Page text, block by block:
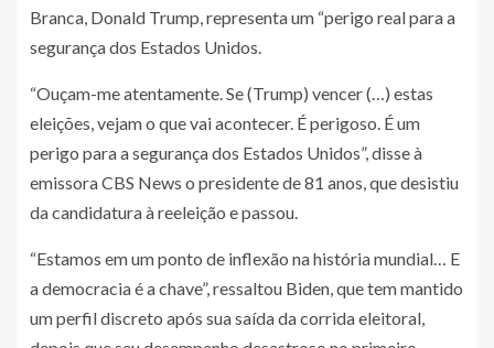
Branca, Donald Trump, representa um “perigo real para a
segurança dos Estados Unidos.
“Ouçam-me atentamente. Se (Trump) vencer (…) estas
eleições, vejam o que vai acontecer. É perigoso. É um
perigo para a segurança dos Estados Unidos”, disse à
emissora CBS News o presidente de 81 anos, que desistiu
da candidatura à reeleição e passou.
“Estamos em um ponto de inflexão na história mundial… E
a democracia é a chave”, ressaltou Biden, que tem mantido
um perfil discreto após sua saída da corrida eleitoral,